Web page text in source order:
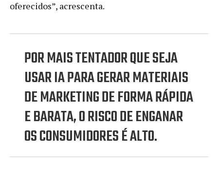
oferecidos”, acrescenta.
POR MAIS TENTADOR QUE SEJA
USAR IA PARA GERAR MATERIAIS
DE MARKETING DE FORMA RÁPIDA
E BARATA, O RISCO DE ENGANAR
OS CONSUMIDORES É ALTO.